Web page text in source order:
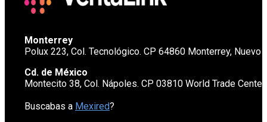
Monterrey
Polux 223, Col. Tecnológico. CP 64860 Monterrey, Nuevo
Cd. de México
Montecito 38, Col. Nápoles. CP 03810 World Trade
Buscabas a Mexired?